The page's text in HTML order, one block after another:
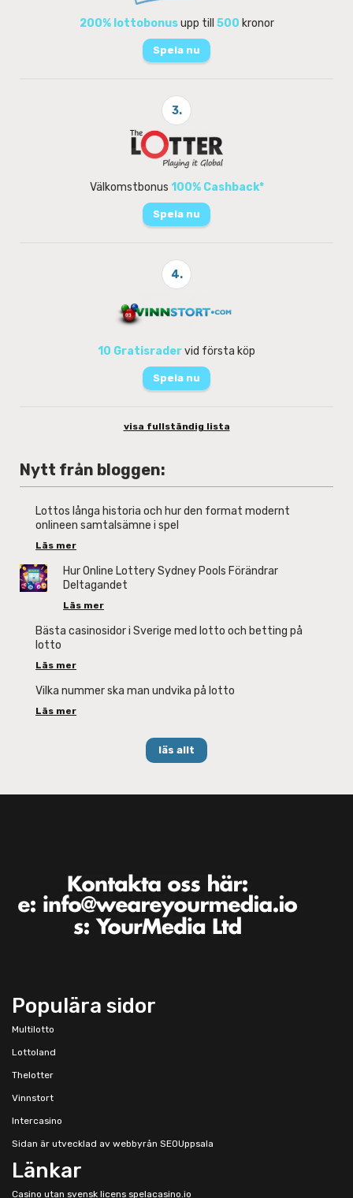
200% lottobonusupp till 500 kronor
Spela nu
3.
Välkomstbonus 100% Cashback*
Spela nu
4.
10 Gratisradervid första köp
Spela nu
visa fullständig lista
Nytt från bloggen:
Lottos långa historia och hur den format modernt
onlineen samtalsämne i spel
Läs mer
Hur Online Lottery Sydney Pools Förändrar
Deltagandet
Läs mer
Bästa casinosidor i Sverige med lotto och betting på
lotto
Läs mer
Vilka nummer ska man undvika på lotto
Läs mer
läs allt
Populära sidor
Multilotto
Lottoland
Thelotter
Vinnstort
Intercasino
Sidan är utvecklad av webbyrån SEOUppsala
Länkar
Casino utan svensk licens spelacasino.io